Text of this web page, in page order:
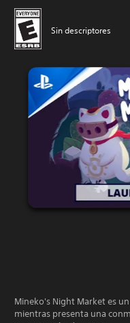
Sin descriptores
Mineko's Night Market es
mientras presenta una